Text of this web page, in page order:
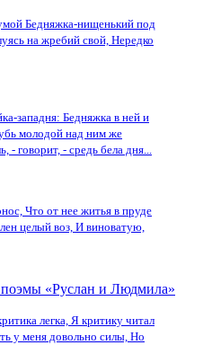
Бедняжка-нищенький под
на жребий свой, Нередко
западня: Бедняжка в ней и
молодой над ним же
- говорит, - средь бела дня...
Что от нее житья в пруде
целый воз, И виноватую,
«Руслан и Людмила»
легка, Я критику читал
у меня довольно силы, Но